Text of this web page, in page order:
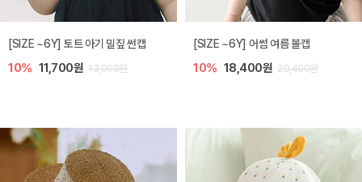
아레 니트 아기 가디건
5% 39,900원 42,000원
노리 니트 아기 가디건
10% 35,100원 39,000원